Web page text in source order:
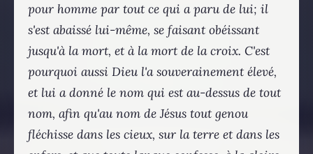
pour homme par tout ce qui a paru de lui; il
s'est abaissé lui-même, se faisant obéissant
jusqu'à la mort, et à la mort de la croix. C'est
pourquoi aussi Dieu l'a souverainement élevé,
et lui a donné le nom qui est au-dessus de tout
nom, afin qu'au nom de Jésus tout genou
fléchisse dans les cieux, sur la terre et dans les